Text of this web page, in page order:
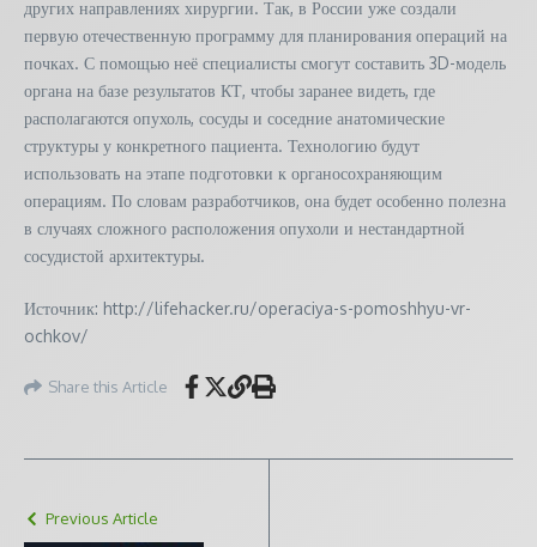
других направлениях хирургии. Так, в России уже создали
первую отечественную программу для планирования операций на
почках. С помощью неё специалисты смогут составить 3D-модель
органа на базе результатов КТ, чтобы заранее видеть, где
располагаются опухоль, сосуды и соседние анатомические
структуры у конкретного пациента. Технологию будут
использовать на этапе подготовки к органосохраняющим
операциям. По словам разработчиков, она будет особенно полезна
в случаях сложного расположения опухоли и нестандартной
сосудистой архитектуры.
Источник: http://lifehacker.ru/operaciya-s-pomoshhyu-vr-
ochkov/
Share this Article
Previous Article